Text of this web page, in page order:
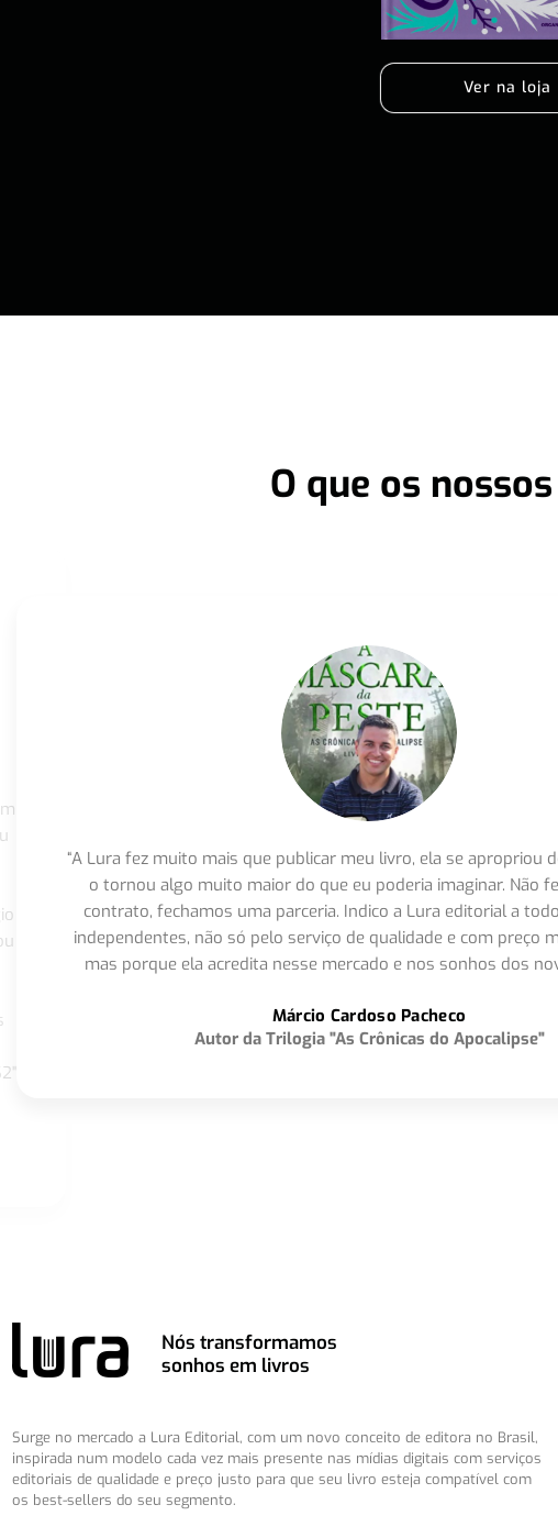
Ver na loja
O que os
“A Lura fez muito mais que publicar meu livro, ela se apropriou
o tornou algo muito maior do que eu poderia imaginar. Não
contrato, fechamos uma parceria. Indico a Lura editorial a
independentes, não só pelo serviço de qualidade e com preço
mas porque ela acredita nesse mercado e nos sonhos dos
Márcio Cardoso Pacheco
Autor da Trilogia "As Crônicas do Apocalipse"
Nós transformamos
sonhos em livros
Surge no mercado a Lura Editorial, com um novo conceito de editora no Brasil,
inspirada num modelo cada vez mais presente nas mídias digitais com serviços
editoriais de qualidade e preço justo para que seu livro esteja compatível com
os best-sellers do seu segmento.